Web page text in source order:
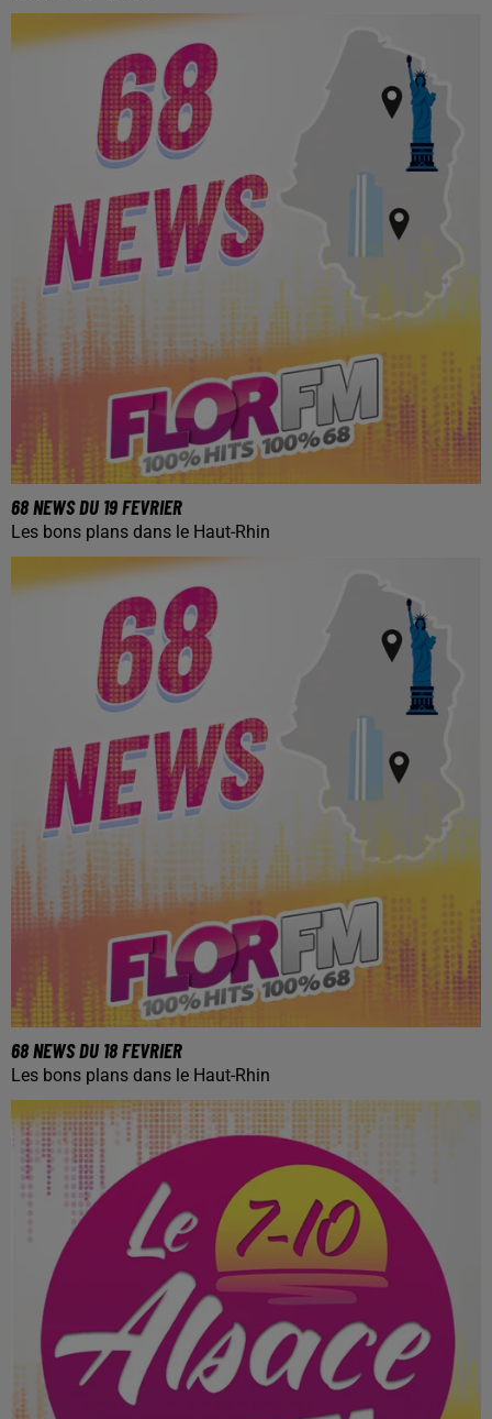
68 NEWS DU 19 FEVRIER
Les bons plans dans le Haut-Rhin
68 NEWS DU 18 FEVRIER
Les bons plans dans le Haut-Rhin